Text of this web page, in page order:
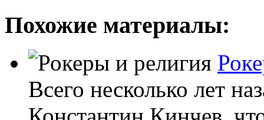
Похожие материалы:
Всего несколько лет